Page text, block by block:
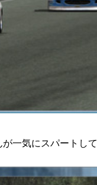
一気にスパートし